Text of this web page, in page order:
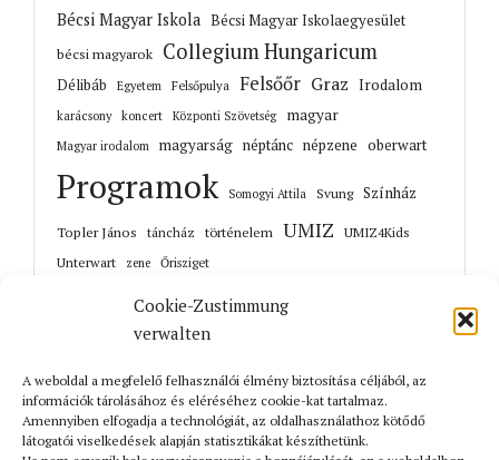
Cookie-Zustimmung
verwalten
A weboldal a megfelelő felhasználói élmény biztosítása céljából, az
információk tárolásához és eléréséhez cookie-kat tartalmaz.
Amennyiben elfogadja a technológiát, az oldalhasználathoz kötődő
látogatói viselkedések alapján statisztikákat készíthetünk.
Bécsi Magyar Iskola Bécsi Magyar Iskolaegyesület
bécsi magyarok Collegium Hungaricum
Délibáb Egyetem Felsőpulya Felsőőr Graz Irodalom
karácsony koncert Központi Szövetség magyar
Magyar irodalom magyarság néptánc népzene oberwart
Programok Somogyi Attila Svung Színház
Topler János táncház történelem UMIZ
UMIZ4Kids
Unterwart
zene Őrisziget
Korábbi cikkek